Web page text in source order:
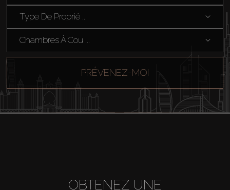
Type De Proprié ...
Chambres À Cou ...
PRÉVENEZ-MOI
OBTENEZ UNE